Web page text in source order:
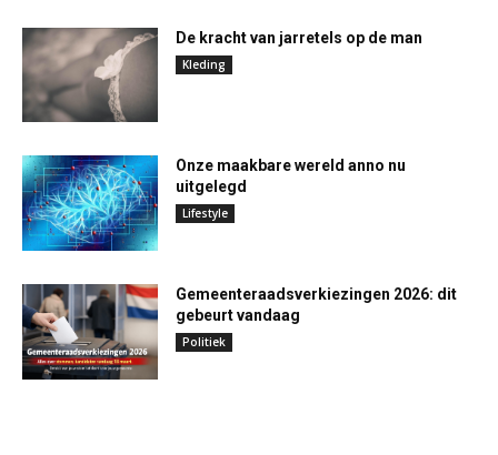
De kracht van jarretels op de man
Kleding
Onze maakbare wereld anno nu
uitgelegd
Lifestyle
Gemeenteraadsverkiezingen 2026: dit
gebeurt vandaag
Politiek